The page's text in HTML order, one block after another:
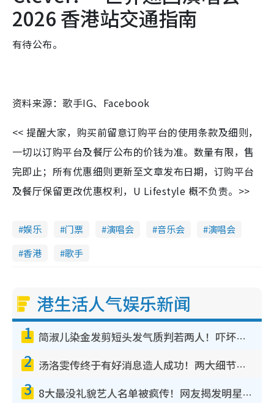
2026 香港站交通指南
有待公布。
资料来源：歌手IG、Facebook
<< 提醒大家，购买前留意订购平台的使用条款及细则，
一切以订购平台及餐厅公布的价钱为准。数量有限，售
完即止；所有优惠细则更新至文章发布日期，订购平台
及餐厅保留更改优惠权利，U Lifestyle 概不负责。>>
娱乐 门票 演唱会 音乐会
演唱会
香港
歌手
港生活人气娱乐新闻
1 简淑儿染金发剪短头发气质判若两人！吓坏老公麦大力都认不出：“你做什么？”
2 汤洛雯传终于有好消息造人成功！两大细节曝孕味极浓引猜测：大肚婆先会咁！
3 8大最没礼貌艺人名单被疯传！网友揭发明星真面目，一致数落这一位是无品天花板？